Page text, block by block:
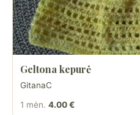
Geltona kepurė
GitanaC
1 mėn. 4.00 €